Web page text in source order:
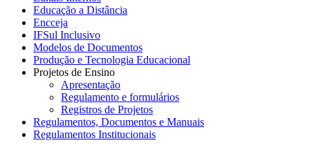
Educação a Distância
Encceja
IFSul Inclusivo
Modelos de Documentos
Produção e Tecnologia Educacional
Projetos de Ensino
Apresentação
Regulamento e formulários
Registros de Projetos
Regulamentos, Documentos e Manuais
Regulamentos Institucionais